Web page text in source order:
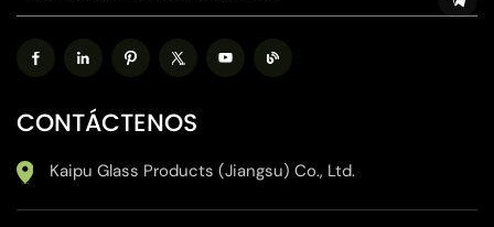
CONTÁCTENOS
Kaipu Glass Products (Jiangsu) Co., Ltd.